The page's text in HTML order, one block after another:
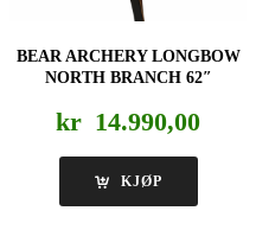
BEAR ARCHERY LONGBOW
NORTH BRANCH 62″
kr 14.990,00
KJØP